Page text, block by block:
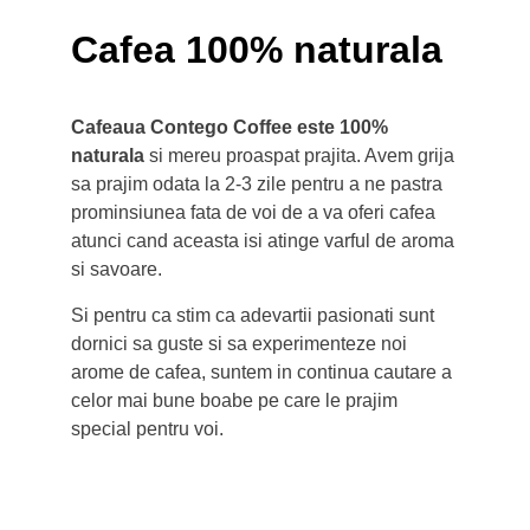
Cafea 100% naturala
Cafeaua Contego Coffee este 100%
naturala si mereu proaspat prajita. Avem grija
sa prajim odata la 2-3 zile pentru a ne pastra
prominsiunea fata de voi de a va oferi cafea
atunci cand aceasta isi atinge varful de aroma
si savoare.
Si pentru ca stim ca adevartii pasionati sunt
dornici sa guste si sa experimenteze noi
arome de cafea, suntem in continua cautare a
celor mai bune boabe pe care le prajim
special pentru voi.